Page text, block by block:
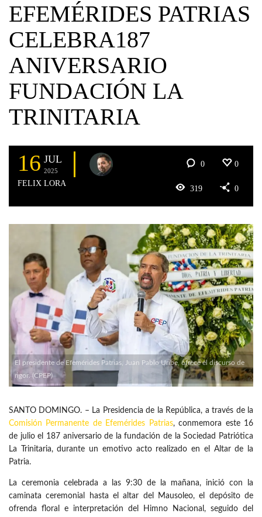
EFEMÉRIDES PATRIAS
CELEBRA187
ANIVERSARIO
FUNDACIÓN LA
TRINITARIA
16 JUL
2025
FELIX LORA
0 0
319 0
El presidente de Efemérides Patrias, Juan Pablo Uribe, ofrece el discurso de
rigor. (CPEP)
SANTO DOMINGO. – La Presidencia de la República, a través de la
Comisión Permanente de Efemérides Patrias, conmemora este 16
de julio el 187 aniversario de la fundación de la Sociedad Patriótica
La Trinitaria, durante un emotivo acto realizado en el Altar de la
Patria.
La ceremonia celebrada a las 9:30 de la mañana, inició con la
caminata ceremonial hasta el altar del Mausoleo, el depósito de
ofrenda floral e interpretación del Himno Nacional, seguido del